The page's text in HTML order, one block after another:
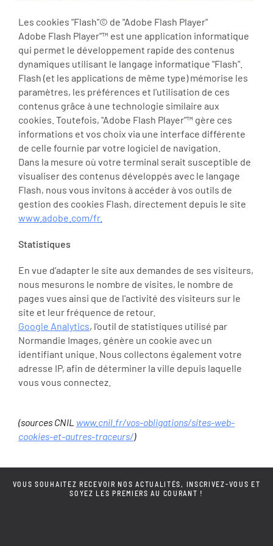
Les cookies "Flash"© de "Adobe Flash Player"
Adobe Flash Player"™ est une application informatique
qui permet le développement rapide des contenus
dynamiques utilisant le langage informatique "Flash".
Flash (et les applications de même type) mémorise les
paramètres, les préférences et l'utilisation de ces
contenus grâce à une technologie similaire aux
cookies. Toutefois, "Adobe Flash Player"™ gère ces
informations et vos choix via une interface différente
de celle fournie par votre logiciel de navigation.
Dans la mesure où votre terminal serait susceptible de
visualiser des contenus développés avec le langage
Flash, nous vous invitons à accéder à vos outils de
gestion des cookies Flash, directement depuis le site
www.adobe.com/fr.
Statistiques
En vue d’adapter le site aux demandes de ses visiteurs,
nous mesurons le nombre de visites, le nombre de
pages vues ainsi que de l'activité des visiteurs sur le
site et leur fréquence de retour.
Google Analytics, l'outil de statistiques utilisé par
Normandie Images, génère un cookie avec un
identifiant unique. Nous collectons également votre
adresse IP, afin de déterminer la ville depuis laquelle
vous vous connectez.
(sources CNIL www.cnil.fr/vos-obligations/sites-web-
cookies-et-autres-traceurs/)
VOUS SOUHAITEZ RECEVOIR NOS ACTUALITÉS, INSCRIVEZ-VOUS ET
SOYEZ LES PREMIERS AU COURANT !